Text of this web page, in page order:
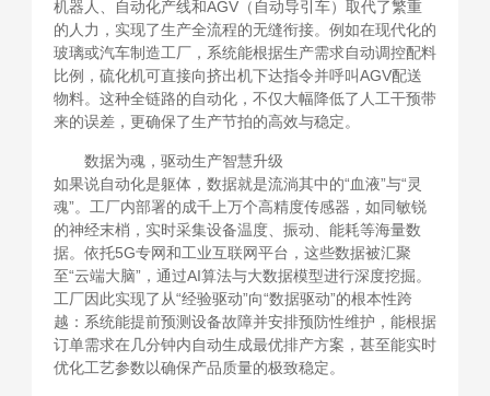
机器人、自动化产线和AGV（自动导引车）取代了繁重
的人力，实现了生产全流程的无缝衔接。例如在现代化的
玻璃或汽车制造工厂，系统能根据生产需求自动调控配料
比例，硫化机可直接向挤出机下达指令并呼叫AGV配送
物料。这种全链路的自动化，不仅大幅降低了人工干预带
来的误差，更确保了生产节拍的高效与稳定。
数据为魂，驱动生产智慧升级
如果说自动化是躯体，数据就是流淌其中的“血液”与“灵
魂”。工厂内部署的成千上万个高精度传感器，如同敏锐
的神经末梢，实时采集设备温度、振动、能耗等海量数
据。依托5G专网和工业互联网平台，这些数据被汇聚
至“云端大脑”，通过AI算法与大数据模型进行深度挖掘。
工厂因此实现了从“经验驱动”向“数据驱动”的根本性跨
越：系统能提前预测设备故障并安排预防性维护，能根据
订单需求在几分钟内自动生成最优排产方案，甚至能实时
优化工艺参数以确保产品质量的极致稳定。